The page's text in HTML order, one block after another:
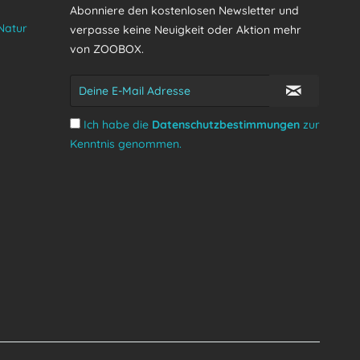
Abonniere den kostenlosen Newsletter und
verpasse keine Neuigkeit oder Aktion mehr
von ZOOBOX.
Ich habe die Datenschutzbestimmungen zur
Kenntnis genommen.